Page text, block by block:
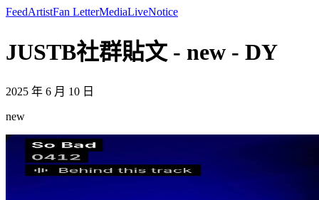
FeedArtistFan LetterMediaLiveNotice
JUSTB社群貼文 - new - DY
2025 年 6 月 10 日
new